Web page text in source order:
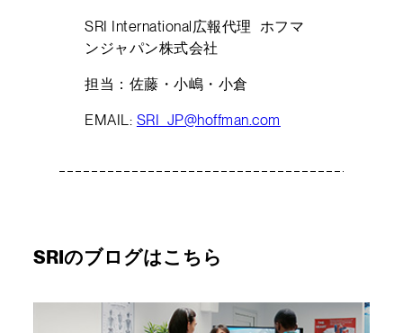
SRI International広報代理 ホフマ
ンジャパン株式会社
担当：佐藤・小嶋・小倉
EMAIL: SRI_JP@hoffman.com
SRIのブログはこちら